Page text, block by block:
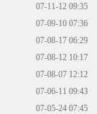
07-11-12 09:35
07-09-10 07:36
07-08-17 06:29
07-08-12 10:17
07-08-07 12:12
07-06-11 09:43
07-05-24 07:45